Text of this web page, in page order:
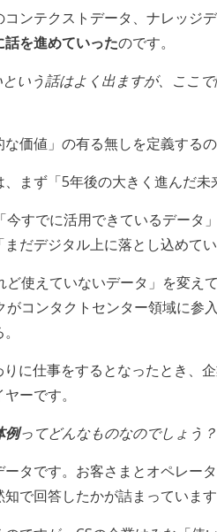
ンテクストデータ、ナレッジ
を進めていったのです。
いう話はよく出ますが、ここ
価値」の有る無しを定義する
まず「5年後の大きく進んだ
すでに活用できているデー
だデジタル上に落とし込めてい
使えていないデータ」を変
コンタクトセンター領域に参入
に仕事をするとなったとき、
ーです。
例ってどんなものなのでしょう？
タです。お客さまとオペレー
で回答したかが詰まっています